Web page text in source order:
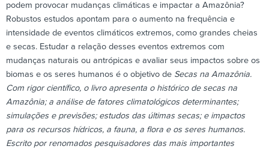
podem provocar mudanças climáticas e impactar a Amazônia?
Robustos estudos apontam para o aumento na frequência e
intensidade de eventos climáticos extremos, como grandes cheias
e secas. Estudar a relação desses eventos extremos com
mudanças naturais ou antrópicas e avaliar seus impactos sobre os
biomas e os seres humanos é o objetivo de Secas na Amazônia.
Com rigor científico, o livro apresenta o histórico de secas na
Amazônia; a análise de fatores climatológicos determinantes;
simulações e previsões; estudos das últimas secas; e impactos
para os recursos hídricos, a fauna, a flora e os seres humanos.
Escrito por renomados pesquisadores das mais importantes